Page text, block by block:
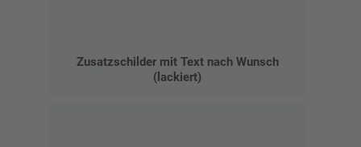
Zusatzschilder mit Text nach Wunsch
(lackiert)